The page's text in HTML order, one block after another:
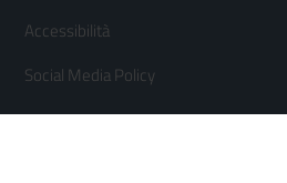
Accessibilità
Social Media Policy